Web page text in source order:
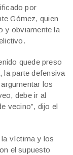
por
Gómez, quien
y obviamente la
quede preso
la parte defensiva
los
debe ir al
vecino”, dijo el
la víctima y los
el supuesto